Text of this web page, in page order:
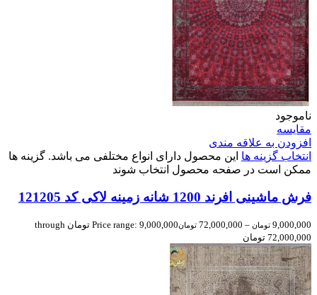
ناموجود
مقایسه
افزودن به علاقه مندی
انتخاب گزینه ها این محصول دارای انواع مختلفی می باشد. گزینه ها
ممکن است در صفحه محصول انتخاب شوند
فرش ماشینی افرند 1200 شانه زمینه لاکی کد 121205
9,000,000 تومان –
72,000,000 تومان
Price range: 9,000,000 تومان through
72,000,000 تومان